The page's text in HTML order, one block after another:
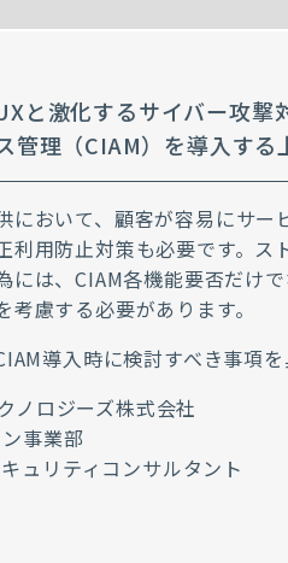
と激化するサイバー攻撃
管理（CIAM）を導入する
において、顧客が容易にサー
用防止対策も必要です。 ス
には、CIAM各機能要否だけ
慮する必要があります。
導入時に検討すべき事項
ノロジーズ株式会社
事業部
ュリティコンサルタント